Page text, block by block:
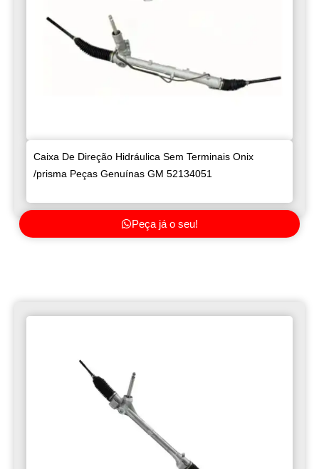
Caixa De Direção Hidráulica Sem Terminais Onix
/prisma Peças Genuínas GM 52134051
Peça já o seu!